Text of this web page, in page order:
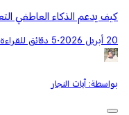
كيف يدعم الذكاء العاطفي
20 أبريل 2026 •5 دقائق للقراءة
بواسطة: آيات النجار